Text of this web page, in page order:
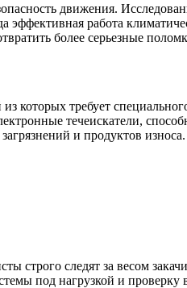
движения.
эффективная работа
более серьезные
которых требует
течеискатели,
и продуктов износа.
следят за весом
под нагрузкой и проверку